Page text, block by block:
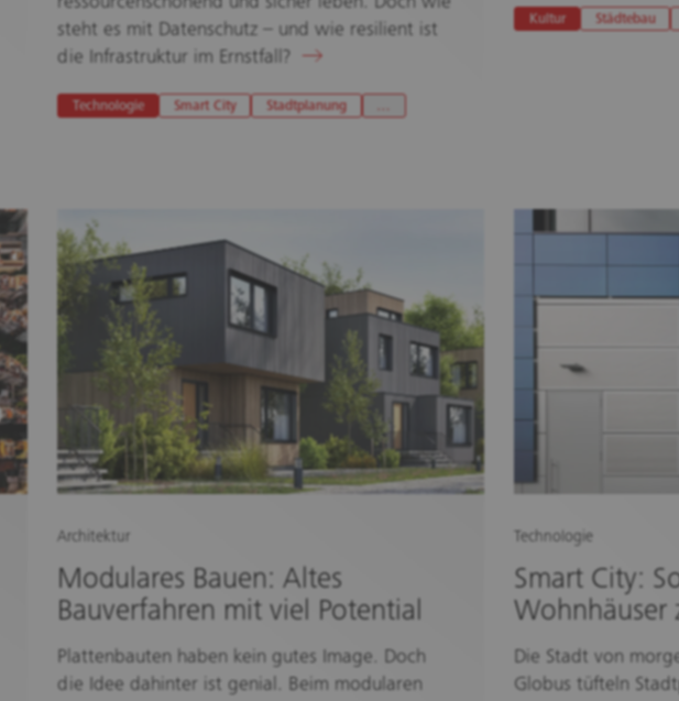
steht es mit Datenschutz – und wie resilient ist
die Infrastruktur im Ernstfall?
Technologie Smart City Stadtplanung
Kultur Städtebau
Architektur
Modulares Bauen: Altes
Bauverfahren mit viel Potential
Plattenbauten haben kein gutes Image. Doch
die Idee dahinter ist genial. Beim modularen
Technologie
Smart City:
Wohnhäuser
Die Stadt von
Globus tüfteln